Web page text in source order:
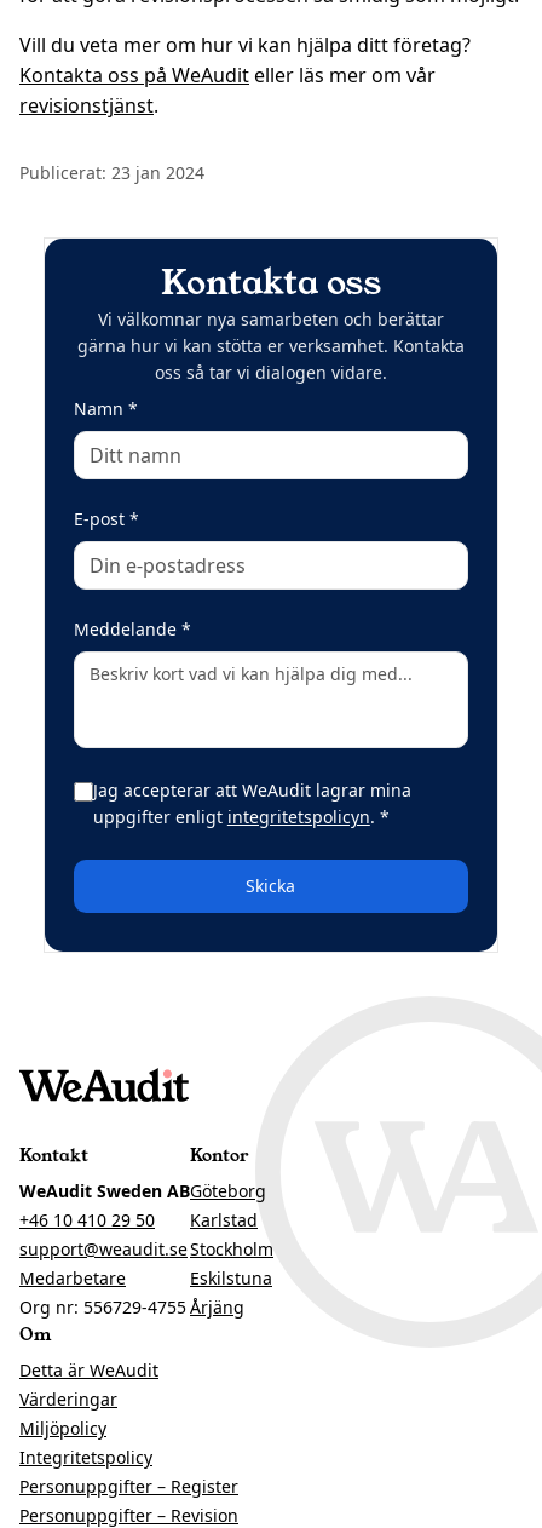
Vill du veta mer om hur vi kan hjälpa ditt företag?
Kontakta oss på WeAuditeller läs mer om vår
revisionstjänst.
Publicerat: 23 jan 2024
Kontakta oss
Vi välkomnar nya samarbeten och berättar
gärna hur vi kan stötta er verksamhet. Kontakta
oss så tar vi dialogen vidare.
Namn *(obligatoriskt)
E-post *(obligatoriskt)
Meddelande *(obligatoriskt)
Jag accepterar att WeAudit lagrar mina
uppgifter enligt integritetspolicyn. *(obligatoriskt)
Skicka
Kontakt
WeAudit Sweden AB
+46 10 410 29 50
support@weaudit.se
Medarbetare
Org nr: 556729-4755
Kontor
Göteborg
Karlstad
Stockholm
Eskilstuna
Årjäng
Om
Detta är WeAudit
Värderingar
Miljöpolicy
Integritetspolicy
Personuppgifter – Register
Personuppgifter – Revision